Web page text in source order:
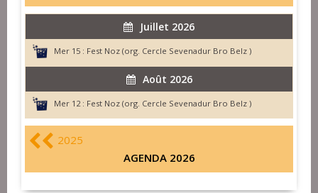
Juillet 2026
Mer 15 : Fest Noz (org. Cercle Sevenadur Bro Belz )
Août 2026
Mer 12 : Fest Noz (org. Cercle Sevenadur Bro Belz )
2025
AGENDA 2026